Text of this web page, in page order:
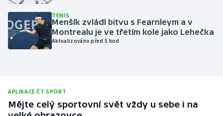
Olympijské hry
Parasport
Plážový volejbal
Ragby
TENIS
Menšík zvládl bitvu s Fearnleym a v
Montrealu je ve třetím kole jako Lehečka
Aktualizováno před 5 hod
APLIKACE ČT SPORT
Mějte celý sportovní svět vždy u sebe i na